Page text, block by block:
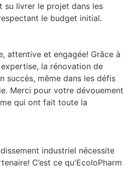
su livrer le projet dans les
le budget initial.
attentive et engagée! Grâce à
la rénovation de
succès, même dans les défis
Merci pour votre dévouement
qui ont fait toute la
industriel nécessite
C’est ce qu'EcoloPharm